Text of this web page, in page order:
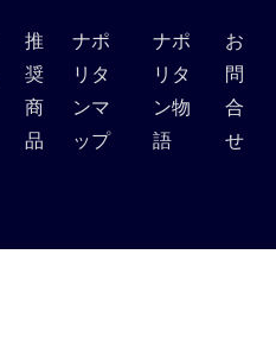
推
奨
商
品
ナポ
リタ
ンマ
ップ
ナポ
リタ
ン物
語
お
問
合
せ